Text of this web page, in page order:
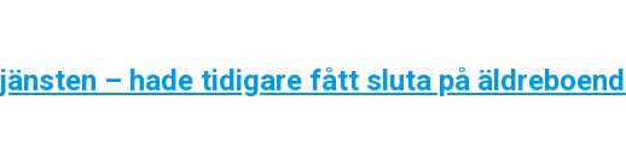
– hade tidigare fått sluta på